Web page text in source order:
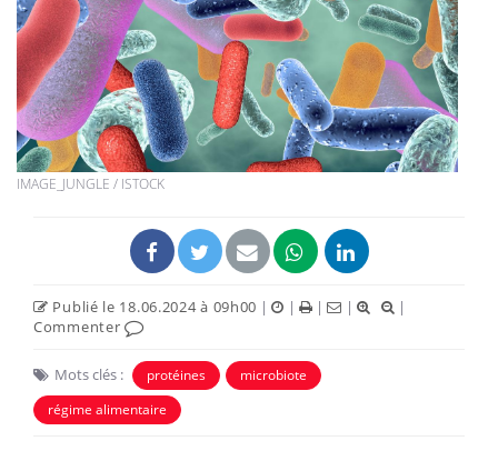
IMAGE_JUNGLE / ISTOCK
Publié le 18.06.2024 à 09h00 | | | |
|
Commenter
Mots clés : protéines
microbiote
régime alimentaire